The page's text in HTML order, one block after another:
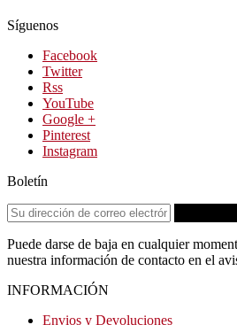
Síguenos
Facebook
Twitter
Rss
YouTube
Google +
Pinterest
Instagram
Boletín
Puede darse de baja en cualquier
nuestra información de contacto en el
INFORMACIÓN
Envios y Devoluciones